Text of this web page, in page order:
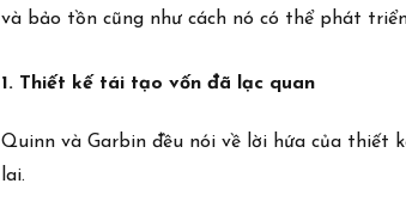
và bảo tồn cũng như cách nó có thể phát
1. Thiết kế tái tạo vốn đã lạc quan
Quinn và Garbin đều nói về lời hứa của thiết
lai.